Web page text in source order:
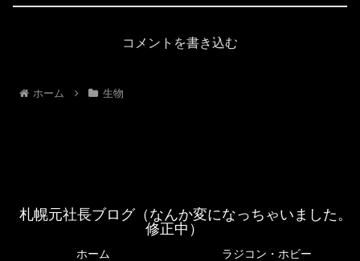
コメントを書き込む
ホーム 生物
札幌元社長ブログ（なんか変になっちゃいました。
修正中）
ホーム
ラジコン・ホビー